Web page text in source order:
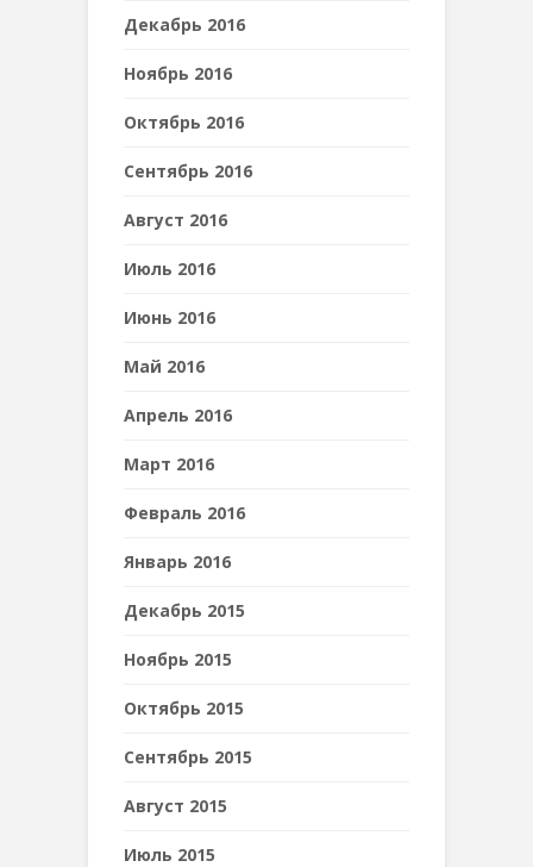
Декабрь 2016
Ноябрь 2016
Октябрь 2016
Сентябрь 2016
Август 2016
Июль 2016
Июнь 2016
Май 2016
Апрель 2016
Март 2016
Февраль 2016
Январь 2016
Декабрь 2015
Ноябрь 2015
Октябрь 2015
Сентябрь 2015
Август 2015
Июль 2015